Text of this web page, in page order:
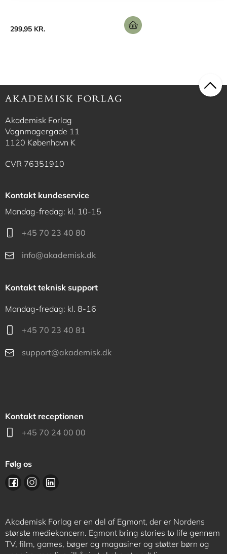
299,95 KR.
Akademisk Forlag
Vognmagergade 11
1120 København K
CVR 76351910
Kontakt kundeservice
Mandag-fredag: kl. 10-15
+45 70 23 40 80
info@akademisk.dk
Kontakt teknisk support
Mandag-fredag: kl. 8-16
+45 70 23 40 81
support@akademisk.dk
Kontakt receptionen
+45 70 24 00 00
Følg os
Akademisk Forlag er en del af Egmont, der er Nordens
største mediekoncern. Egmont bring stories to life gennem
TV, film, games, bøger og magasiner og støtter børn og